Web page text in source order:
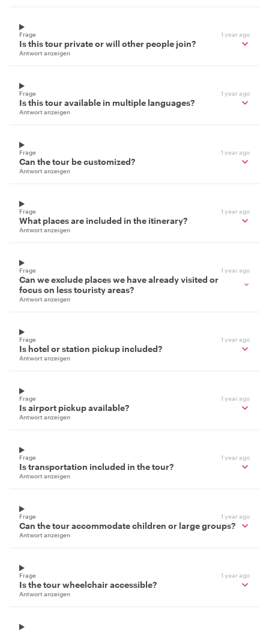
Frage 1 year ago
Is this tour private or will other people join?
Antwort anzeigen
Frage 1 year ago
Is this tour available in multiple languages?
Antwort anzeigen
Frage 1 year ago
Can the tour be customized?
Antwort anzeigen
Frage 1 year ago
What places are included in the itinerary?
Antwort anzeigen
Frage 1 year ago
Can we exclude places we have already visited or
focus on less touristy areas?
Antwort anzeigen
Frage 1 year ago
Is hotel or station pickup included?
Antwort anzeigen
Frage 1 year ago
Is airport pickup available?
Antwort anzeigen
Frage 1 year ago
Is transportation included in the tour?
Antwort anzeigen
Frage 1 year ago
Can the tour accommodate children or large groups?
Antwort anzeigen
Frage 1 year ago
Is the tour wheelchair accessible?
Antwort anzeigen